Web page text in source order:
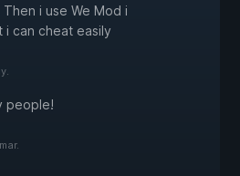
i use We Mod i
can cheat easily
people!